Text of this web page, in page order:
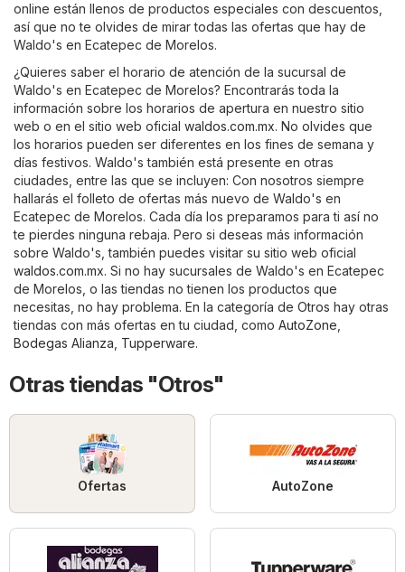
online están llenos de productos especiales con descuentos,
así que no te olvides de mirar todas las ofertas que hay de
Waldo's en Ecatepec de Morelos.
¿Quieres saber el horario de atención de la sucursal de
Waldo's en Ecatepec de Morelos? Encontrarás toda la
información sobre los horarios de apertura en nuestro sitio
web o en el sitio web oficial waldos.com.mx. No olvides que
los horarios pueden ser diferentes en los fines de semana y
días festivos. Waldo's también está presente en otras
ciudades, entre las que se incluyen: Con nosotros siempre
hallarás el folleto de ofertas más nuevo de Waldo's en
Ecatepec de Morelos. Cada día los preparamos para ti así no
te pierdes ninguna rebaja. Pero si deseas más información
sobre Waldo's, también puedes visitar su sitio web oficial
waldos.com.mx. Si no hay sucursales de Waldo's en Ecatepec
de Morelos, o las tiendas no tienen los productos que
necesitas, no hay problema. En la categoría de Otros hay otras
tiendas con más ofertas en tu ciudad, como AutoZone
Bodegas Alianza Tupperware.
Otras tiendas "Otros"
Ofertas AutoZone